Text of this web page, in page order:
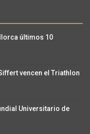
últimos 10
vencen el Triathlon
Universitario de